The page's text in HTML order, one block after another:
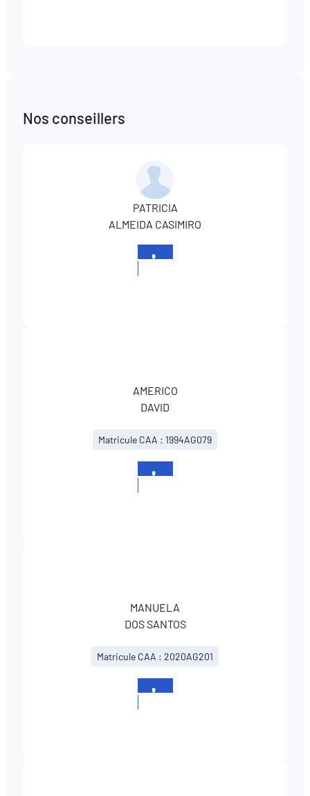
Nos conseillers
PATRICIA
ALMEIDA CASIMIRO
AMERICO
DAVID
Matricule CAA : 1994AG079
MANUELA
DOS SANTOS
Matricule CAA : 2020AG201